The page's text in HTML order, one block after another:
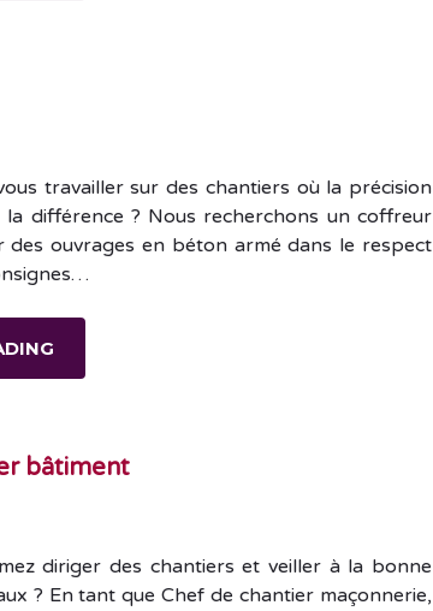
travailler sur des chantiers où la précision
différence ? Nous recherchons un coffreur
des ouvrages en béton armé dans le respect
bâtiment
diriger des chantiers et veiller à la bonne
? En tant que Chef de chantier maçonnerie,